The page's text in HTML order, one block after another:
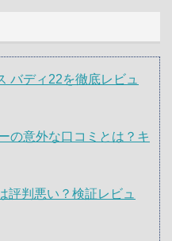
バディ22を徹底レビュ
の意外な口コミとは？キ
評判悪い？検証レビュ